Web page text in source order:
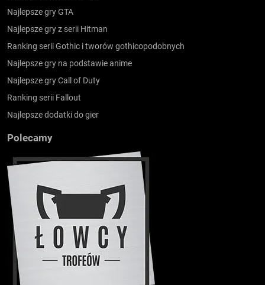
Najlepsze gry GTA
Najlepsze gry z serii Hitman
Ranking serii Gothic i tworów gothicopodobnych
Najlepsze gry na podstawie anime
Najlepsze gry Call of Duty
Ranking serii Fallout
Najlepsze dodatki do gier
Polecamy